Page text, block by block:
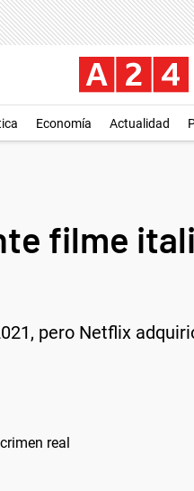
Economía Actualidad
filme
pero Netflix